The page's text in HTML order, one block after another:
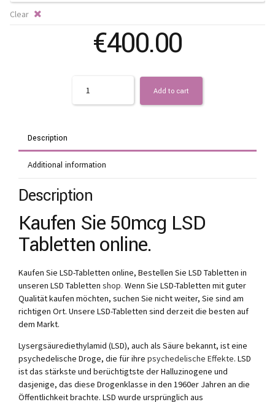
Clear
€400.00
Add to cart
Description
Additional information
Description
Kaufen Sie 50mcg LSD
Tabletten online.
Kaufen Sie LSD-Tabletten online, Bestellen Sie LSD Tabletten in
unseren LSD Tabletten shop. Wenn Sie LSD-Tabletten mit guter
Qualität kaufen möchten, suchen Sie nicht weiter, Sie sind am
richtigen Ort. Unsere LSD-Tabletten sind derzeit die besten auf
dem Markt.
Lysergsäurediethylamid (LSD), auch als Säure bekannt, ist eine
psychedelische Droge, die für ihre psychedelische Effekte. LSD
ist das stärkste und berüchtigtste der Halluzinogene und
dasjenige, das diese Drogenklasse in den 1960er Jahren an die
Öffentlichkeit brachte. LSD wurde ursprünglich aus